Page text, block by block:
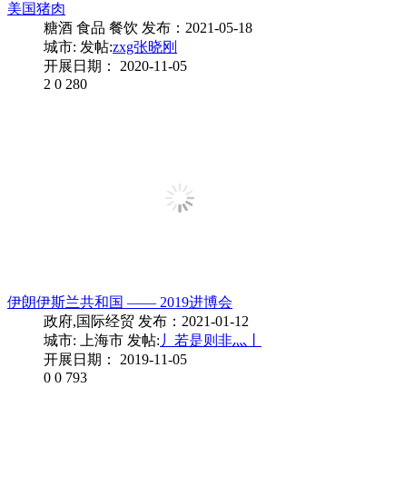
美国猪肉
糖酒 食品 餐饮 发布：2021-05-18
城市: 发帖:zxg张晓刚
开展日期： 2020-11-05
2 0 280
伊朗伊斯兰共和国 —— 2019进博会
政府,国际经贸 发布：2021-01-12
城市: 上海市 发帖: 丿若是则非灬丨
开展日期： 2019-11-05
0 0 793